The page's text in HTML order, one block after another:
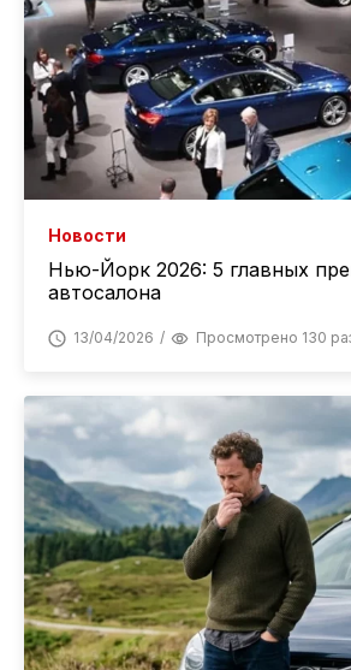
Новости
Нью-Йорк 2026: 5 главных
автосалона
13/04/2026 Просмотрено 130